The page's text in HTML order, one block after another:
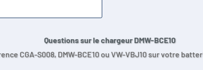
Questions sur le chargeur DMW-BCE10
CGA-S008, DMW-BCE10 ou VW-VBJ10 sur votre